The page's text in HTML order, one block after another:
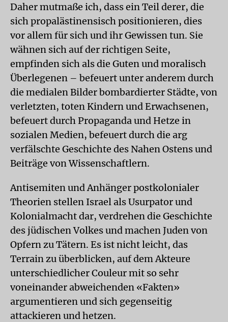
Daher mutmaße ich, dass ein Teil derer, die
sich propalästinensisch positionieren, dies
vor allem für sich und ihr Gewissen tun. Sie
wähnen sich auf der richtigen Seite,
empfinden sich als die Guten und moralisch
Überlegenen – befeuert unter anderem durch
die medialen Bilder bombardierter Städte, von
verletzten, toten Kindern und Erwachsenen,
befeuert durch Propaganda und Hetze in
sozialen Medien, befeuert durch die arg
verfälschte Geschichte des Nahen Ostens und
Beiträge von Wissenschaftlern.
Antisemiten und Anhänger postkolonialer
Theorien stellen Israel als Usurpator und
Kolonialmacht dar, verdrehen die Geschichte
des jüdischen Volkes und machen Juden von
Opfern zu Tätern. Es ist nicht leicht, das
Terrain zu überblicken, auf dem Akteure
unterschiedlicher Couleur mit so sehr
voneinander abweichenden «Fakten»
argumentieren und sich gegenseitig
attackieren und hetzen.